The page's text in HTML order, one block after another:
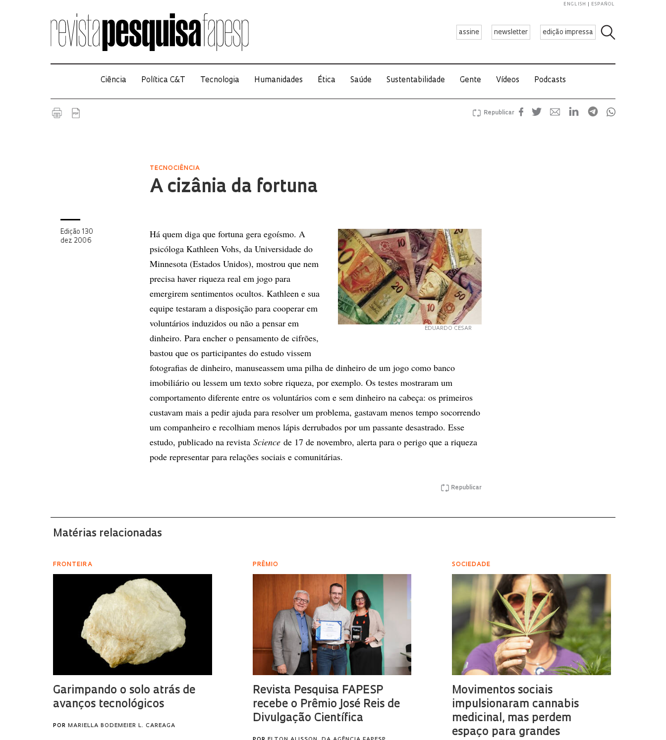
assine newsletter edição impressa
ENGLISH ESPAÑOL
Ciência Política C&T Tecnologia Humanidades Ética Saúde Sustentabilidade Gente Vídeos Podcasts
Republicar
TECNOCIÊNCIA
A cizânia da fortuna
Edição 130
dez 2006
EDUARDO CESAR
Há quem diga que fortuna gera egoísmo. A
psicóloga Kathleen Vohs, da Universidade do
Minnesota (Estados Unidos), mostrou que nem
precisa haver riqueza real em jogo para
emergirem sentimentos ocultos. Kathleen e sua
equipe testaram a disposição para cooperar em
voluntários induzidos ou não a pensar em
dinheiro. Para encher o pensamento de cifrões,
bastou que os participantes do estudo vissem
fotografias de dinheiro, manuseassem uma pilha de dinheiro de um jogo como banco
imobiliário ou lessem um texto sobre riqueza, por exemplo. Os testes mostraram um
comportamento diferente entre os voluntários com e sem dinheiro na cabeça: os primeiros
custavam mais a pedir ajuda para resolver um problema, gastavam menos tempo socorrendo
um companheiro e recolhiam menos lápis derrubados por um passante desastrado. Esse
estudo, publicado na revista Science de 17 de novembro, alerta para o perigo que a riqueza
pode representar para relações sociais e comunitárias.
Republicar